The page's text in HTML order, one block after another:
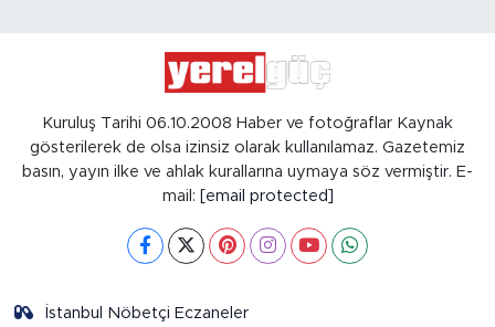
Kuruluş Tarihi 06.10.2008 Haber ve fotoğraflar Kaynak
gösterilerek de olsa izinsiz olarak kullanılamaz. Gazetemiz
basın, yayın ilke ve ahlak kurallarına uymaya söz vermiştir. E-
mail: [email protected]
İstanbul Nöbetçi Eczaneler